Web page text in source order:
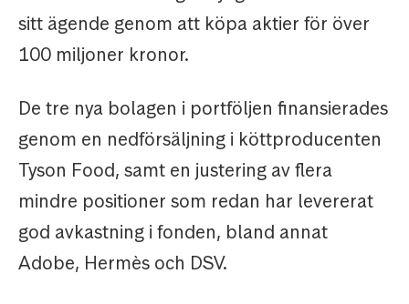
sitt ägende genom att köpa aktier för över
100 miljoner kronor.
De tre nya bolagen i portföljen finansierades
genom en nedförsäljning i köttproducenten
Tyson Food, samt en justering av flera
mindre positioner som redan har levererat
god avkastning i fonden, bland annat
Adobe, Hermès och DSV.